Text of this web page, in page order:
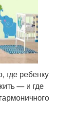
где ребенку
— и где